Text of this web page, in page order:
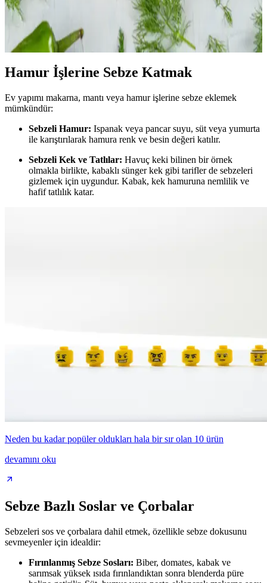
Fasulye ve kuruyemek alerjisi olanlar için pirinçle hazırlanan sebze
ve protein kombinasyonlarıyla pratik, besleyici yemek tarifleri
sunuluyor. Farklı pişirme yöntemleriyle çeşitlilik sağlanır.
Hamur İşlerine Sebze Katmak
Ev yapımı makarna, mantı veya hamur işlerine sebze eklemek
mümkündür:
Sebzeli Hamur: Ispanak veya pancar suyu, süt veya yumurta
ile karıştırılarak hamura renk ve besin değeri katılır.
Sebzeli Kek ve Tatlılar: Havuç keki bilinen bir örnek
olmakla birlikte, kabaklı sünger kek gibi tarifler de sebzeleri
gizlemek için uygundur. Kabak, kek hamuruna nemlilik ve
hafif tatlılık katar.
Neden bu kadar popüler oldukları hala bir sır olan 10 ürün
devamını oku
Sebze Bazlı Soslar ve Çorbalar
Sebzeleri sos ve çorbalara dahil etmek, özellikle sebze dokusunu
sevmeyenler için idealdir:
Fırınlanmış Sebze Sosları: Biber, domates, kabak ve
sarımsak yüksek ısıda fırınlandıktan sonra blenderda püre